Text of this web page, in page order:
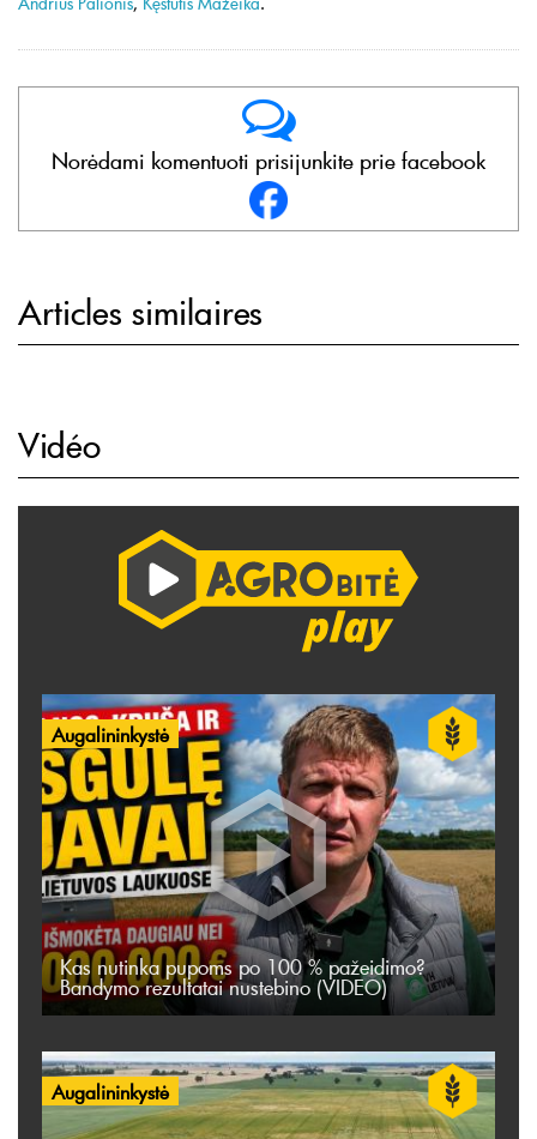
Norėdami komentuoti prisijunkite prie facebook
Articles similaires
Vidéo
Augalininkystė
Kas nutinka pupoms po 100 % pažeidimo?
Bandymo rezultatai nustebino (VIDEO)
Augalininkystė